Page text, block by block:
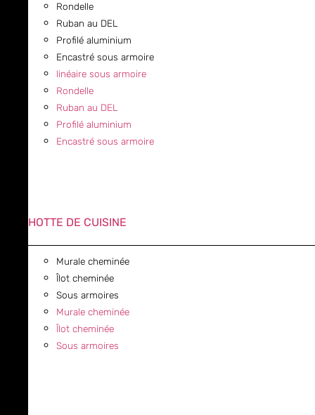
Rondelle
Ruban au DEL
Profilé aluminium
Encastré sous armoire
linéaire sous armoire
Rondelle
Ruban au DEL
Profilé aluminium
Encastré sous armoire
HOTTE DE CUISINE
Murale cheminée
Îlot cheminée
Sous armoires
Murale cheminée
Îlot cheminée
Sous armoires